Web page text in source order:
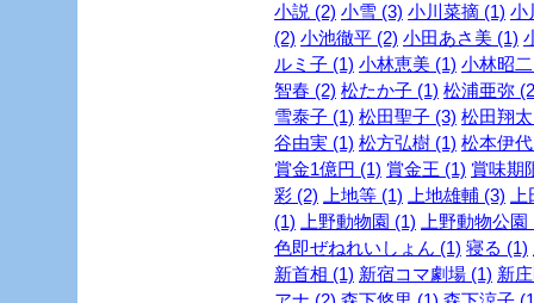
小説 (2) 小雪 (3) 小川菜摘 (1) 小
(2) 小池徹平 (2) 小田あさ美 (1)
ルミ子 (1) 小林恵美 (1) 小林昭
智春 (2) 松たか子 (1) 松浦亜弥
雪泰子 (1) 松田聖子 (3) 松田翔
谷由実 (1) 松方弘樹 (1) 松本伊
賞金1億円 (1) 賞金王 (1) 賞味期
彩 (2)
上地等 (1) 上地雄輔 (3)
(1)
上野動物園 (1)
上野動物公園
色即ぜねれいしょん (1) 寝る (1)
新首相 (1) 新宿コマ劇場 (1) 新